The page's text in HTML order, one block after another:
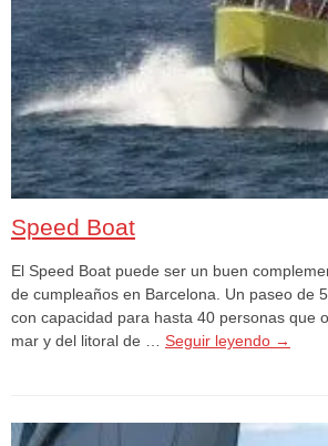
Speed Boat
El Speed Boat puede ser un buen
de cumpleaños en Barcelona. Un paseo de
con capacidad para hasta 40 personas que
mar y del litoral de … Seguir leyendo →